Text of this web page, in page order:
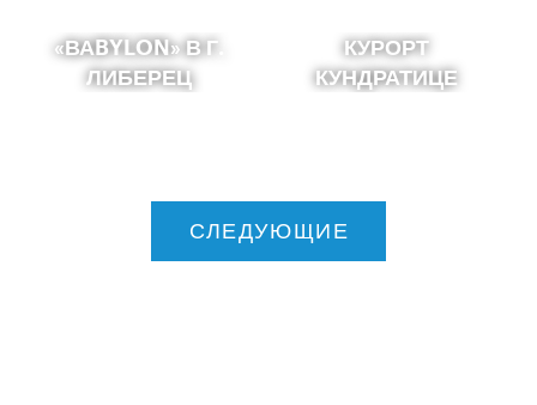
«ВАBYLON» В Г.
ЛИБЕРЕЦ
КУРОРТ
КУНДРАТИЦЕ
СЛЕДУЮЩИЕ